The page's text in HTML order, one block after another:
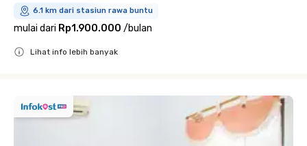
6.1 km dari stasiun rawa buntu
mulai dari Rp1.900.000 /bulan
Lihat info lebih banyak